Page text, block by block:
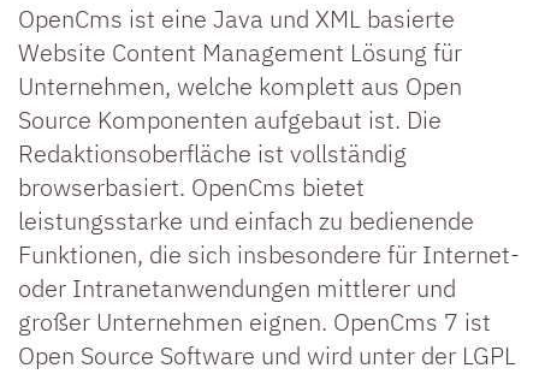
OpenCms ist eine Java und XML basierte
Website Content Management Lösung für
Unternehmen, welche komplett aus Open
Source Komponenten aufgebaut ist. Die
Redaktionsoberfläche ist vollständig
browserbasiert. OpenCms bietet
leistungsstarke und einfach zu bedienende
Funktionen, die sich insbesondere für Internet-
oder Intranetanwendungen mittlerer und
großer Unternehmen eignen. OpenCms 7 ist
Open Source Software und wird unter der LGPL